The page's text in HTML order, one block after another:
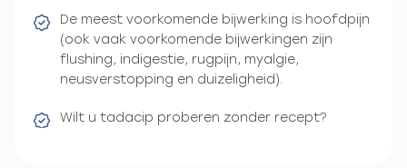
De meest voorkomende bijwerking is hoofdpijn
(ook vaak voorkomende bijwerkingen zijn
flushing, indigestie, rugpijn, myalgie,
neusverstopping en duizeligheid).
Wilt u tadacip proberen zonder recept?